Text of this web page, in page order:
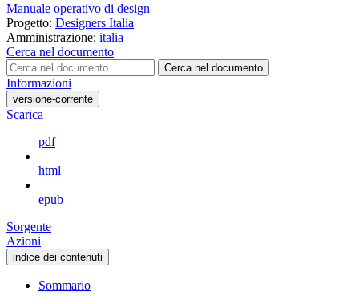
Manuale operativo di design
Progetto: Designers Italia
Amministrazione: italia
Cerca nel documento
Cerca nel documento
Informazioni
versione-corrente
Scarica
pdf
html
epub
Sorgente
Azioni
indice dei contenuti
Sommario